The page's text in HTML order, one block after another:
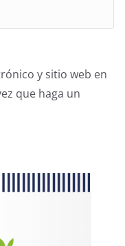
y sitio web en
que haga un